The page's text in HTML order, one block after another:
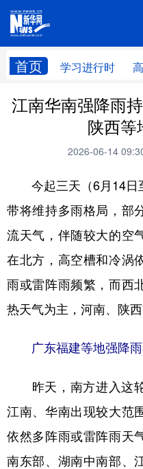
首页 学习进行时
学习进行时 高层
财经
科技 科创
文化 书画
法律 中央文件
食品 人居
彩票 娱乐
公益 一带一路
江南华南强降雨
陕西等
2026-06-14
今起三天（6月14日
带将维持多雨格局，部
流天气，伴随较大的空
在北方，高空槽和冷涡
雨或雷阵雨频繁，而西
热天气为主，河南、陕西
广东福建等地强降雨
昨天，南方进入这轮
江南、华南出现较大范
依然多阵雨或雷阵雨天
南东部、湖南中南部、